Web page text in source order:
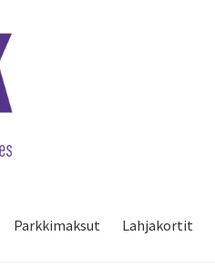
Parkkimaksut Lahjakortit